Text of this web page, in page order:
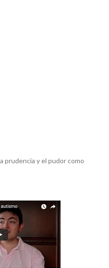
prudencia y el pudor como